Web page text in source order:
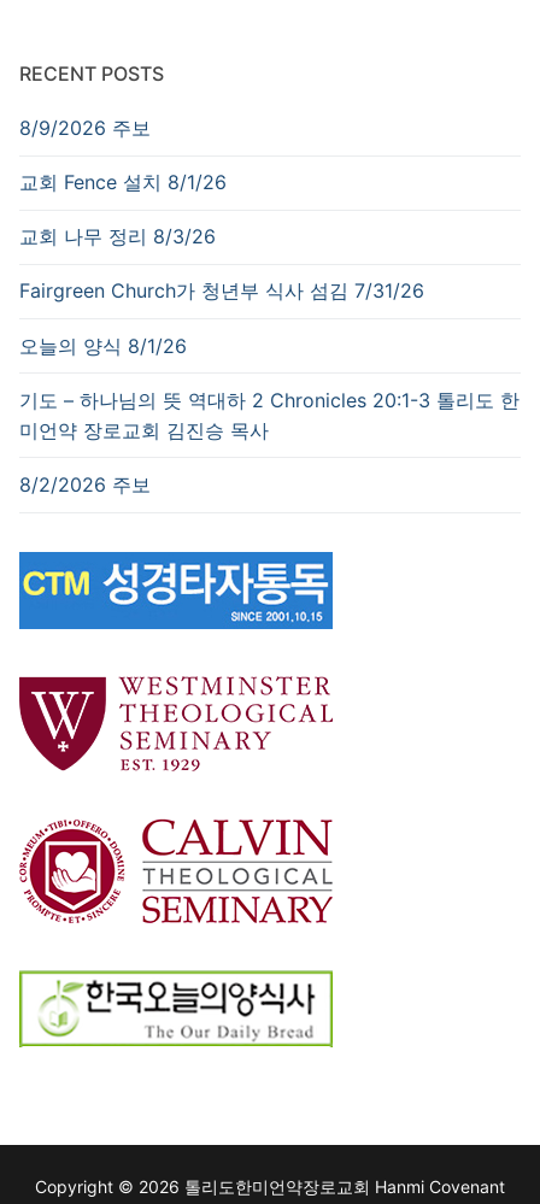
RECENT POSTS
8/9/2026 주보
교회 Fence 설치 8/1/26
교회 나무 정리 8/3/26
Fairgreen Church가 청년부 식사 섬김 7/31/26
오늘의 양식 8/1/26
기도 – 하나님의 뜻 역대하 2 Chronicles 20:1-3 톨리도 한
미언약 장로교회 김진승 목사
8/2/2026 주보
Copyright © 2026 톨리도한미언약장로교회 Hanmi Covenant